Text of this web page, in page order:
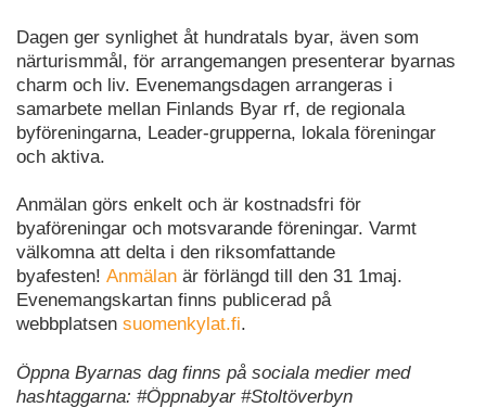
Dagen ger synlighet åt hundratals byar, även som
närturismmål, för arrangemangen presenterar byarnas
charm och liv. Evenemangsdagen arrangeras i
samarbete mellan Finlands Byar rf, de regionala
byföreningarna, Leader-grupperna, lokala föreningar
och aktiva.
Anmälan görs enkelt och är kostnadsfri för
byaföreningar och motsvarande föreningar. Varmt
välkomna att delta i den riksomfattande
byafesten! Anmälan är förlängd till den 31 1maj.
Evenemangskartan finns publicerad på
webbplatsen suomenkylat.fi.
Öppna Byarnas dag finns på sociala medier med
hashtaggarna: #Öppnabyar #Stoltöverbyn